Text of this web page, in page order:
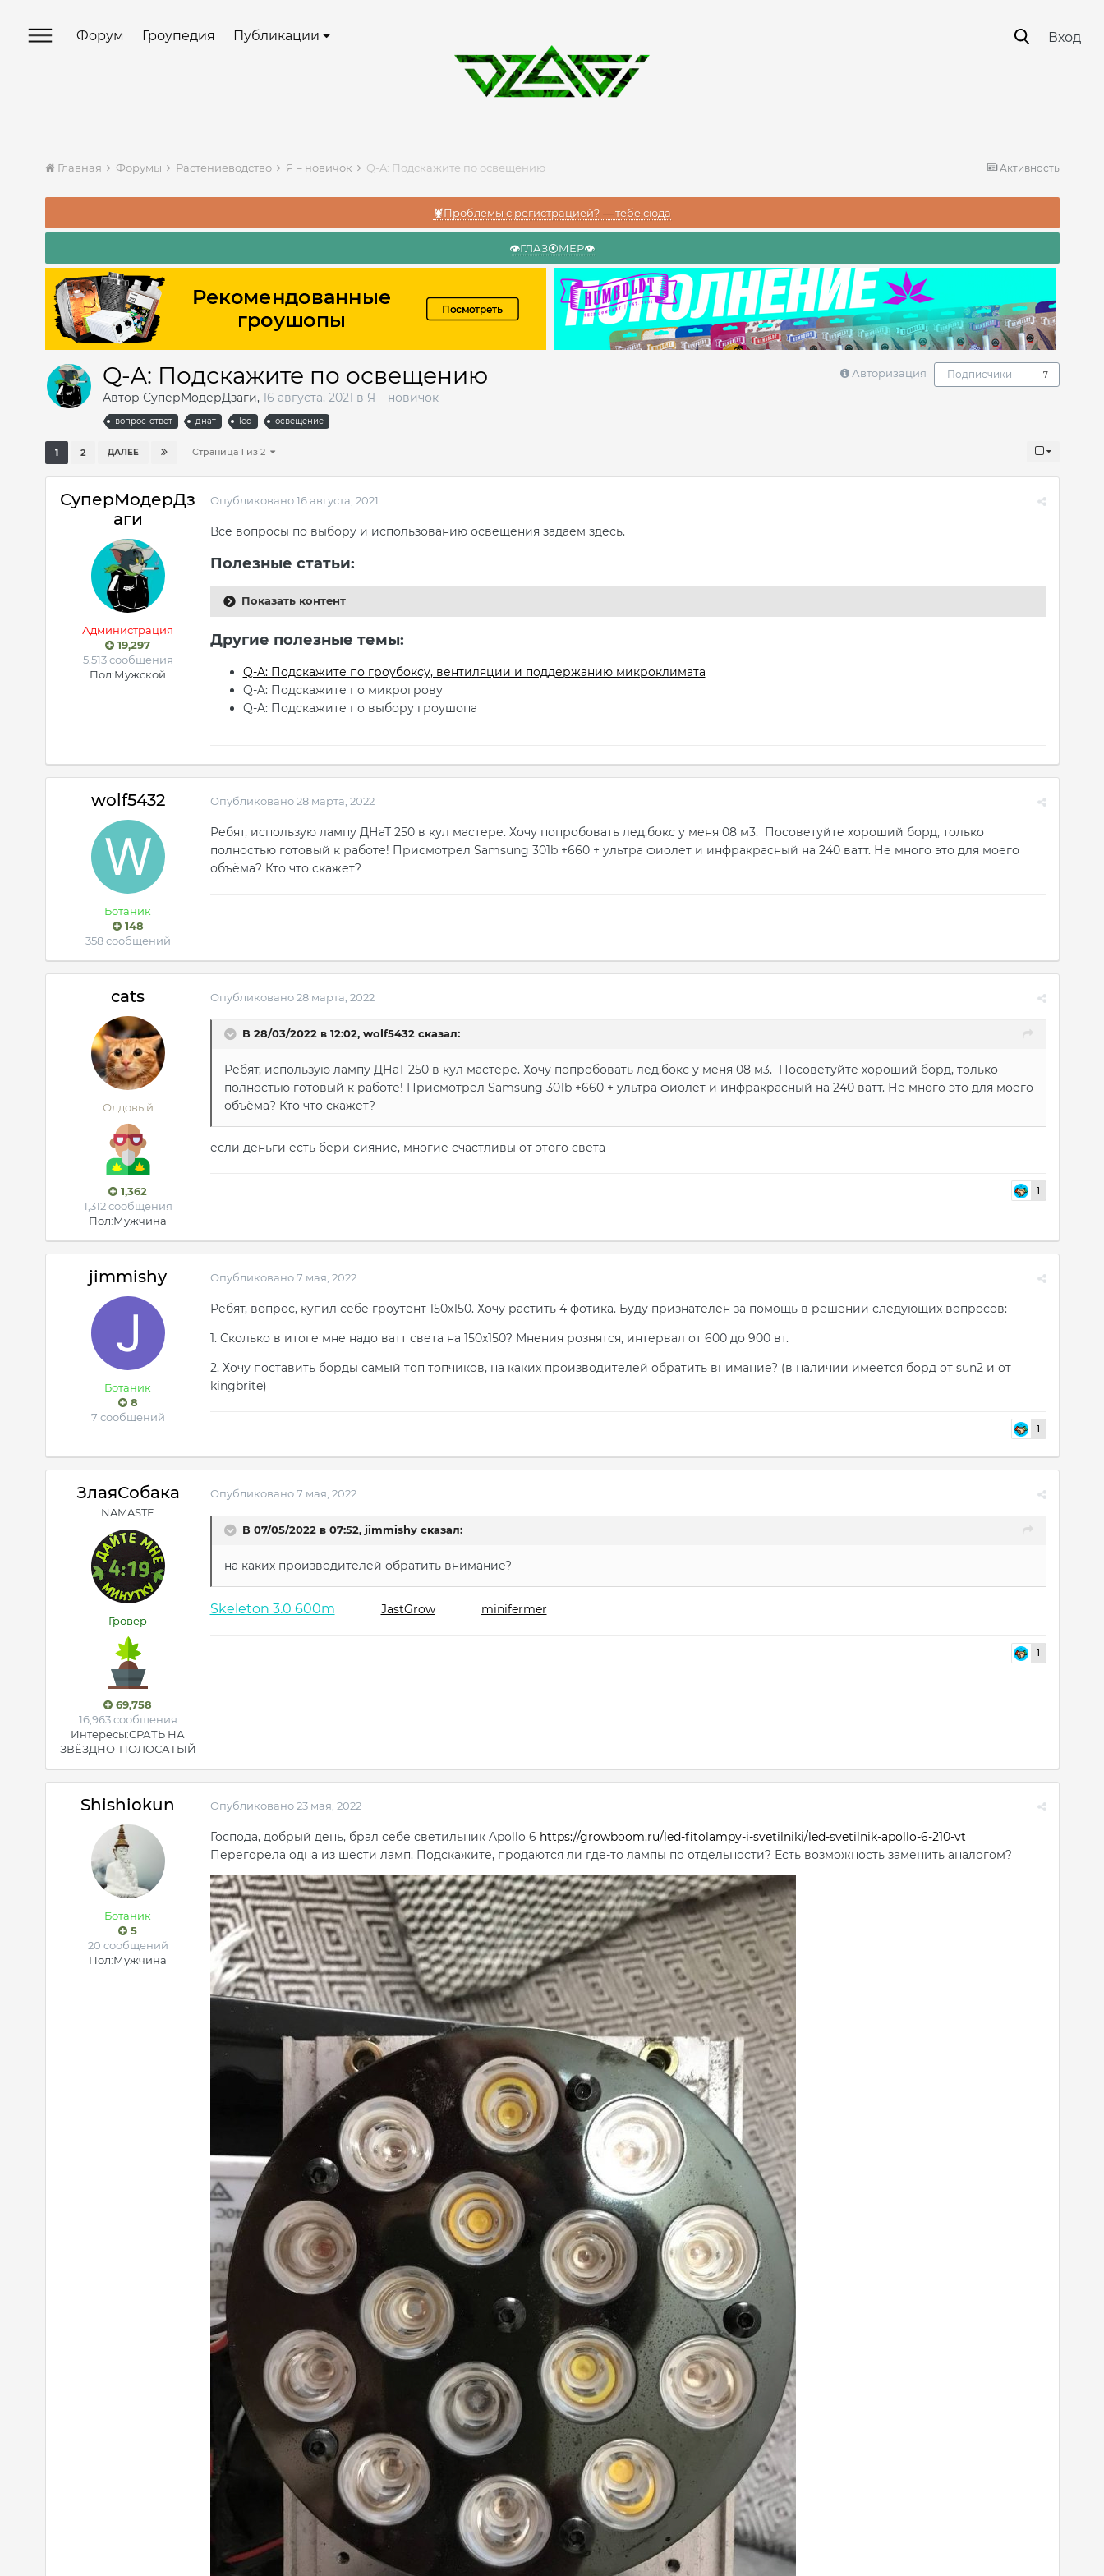
Форум Гроупедия Публикации Вход
Активность
Главная Форумы Растениеводство Я – новичок Q-A: Подскажите по освещению
🦞Проблемы с регистрацией? — тебе сюда
👁️ГЛАЗ⦿МЕР👁️
Авторизация Подписчики 7
Q-A: Подскажите по освещению
Автор СуперМодерДзаги, 16 августа, 2021 в Я – новичок
вопрос-ответ днат led освещение
1 2 ДАЛЕЕ Страница 1 из 2
СуперМодерДз
аги
Администрация
19,297
5,513 сообщения
Пол:Мужской
Опубликовано16 августа, 2021
Все вопросы по выбору и использованию освещения задаем здесь.
Полезные статьи:
Показать контент
Другие полезные темы:
Q-A: Подскажите по гроубоксу, вентиляции и поддержанию микроклимата
Q-A: Подскажите по микрогрову
Q-A: Подскажите по выбору гроушопа
wolf5432
Ботаник
148
358 сообщений
Опубликовано28 марта, 2022
Ребят, использую лампу ДНаТ 250 в кул мастере. Хочу попробовать лед.бокс у меня 08 м3. Посоветуйте хороший борд, только
полностью готовый к работе! Присмотрел Samsung 301b +660 + ультра фиолет и инфракрасный на 240 ватт. Не много это для моего
объёма? Кто что скажет?
cats
Олдовый
1,362
1,312 сообщения
Пол:Мужчина
Опубликовано28 марта, 2022
В 28/03/2022 в 12:02, wolf5432сказал:
Ребят, использую лампу ДНаТ 250 в кул мастере. Хочу попробовать лед.бокс у меня 08 м3. Посоветуйте хороший борд, только
полностью готовый к работе! Присмотрел Samsung 301b +660 + ультра фиолет и инфракрасный на 240 ватт. Не много это для моего
объёма? Кто что скажет?
если деньги есть бери сияние, многие счастливы от этого света
1
jimmishy
Ботаник
8
7 сообщений
Опубликовано7 мая, 2022
Ребят, вопрос, купил себе гроутент 150х150. Хочу растить 4 фотика. Буду признателен за помощь в решении следующих вопросов:
1. Сколько в итоге мне надо ватт света на 150х150? Мнения рознятся, интервал от 600 до 900 вт.
2. Хочу поставить борды самый топ топчиков, на каких производителей обратить внимание? (в наличии имеется борд от sun2 и от
kingbrite)
1
ЗлаяСобака
NAMASTE
Гровер
69,758
16,963 сообщения
Интересы:СРАТЬ НА
ЗВЁЗДНО-ПОЛОСАТЫЙ
Опубликовано7 мая, 2022
В 07/05/2022 в 07:52, jimmishyсказал:
на каких производителей обратить внимание?
Skeleton 3.0 600m JastGrow minifermer
1
Shishiokun
Ботаник
5
20 сообщений
Пол:Мужчина
Опубликовано23 мая, 2022
Господа, добрый день, брал себе светильник Apollo 6 https://growboom.ru/led-fitolampy-i-svetilniki/led-svetilnik-apollo-6-210-vt
Перегорела одна из шести ламп. Подскажите, продаются ли где-то лампы по отдельности? Есть возможность заменить аналогом?